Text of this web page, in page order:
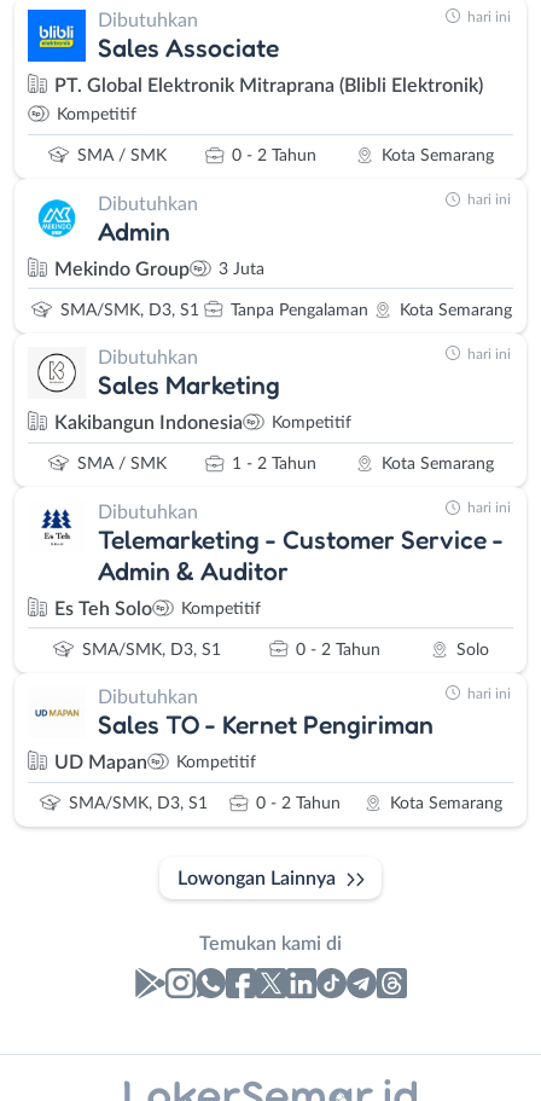
Dibutuhkan
Sales Associate
PT. Global Elektronik Mitraprana (Blibli Elektronik)
Kompetitif
SMA / SMK 0 - 2 Tahun Kota Semarang
hari ini
Dibutuhkan
Admin
Mekindo Group 3 Juta
SMA/SMK, D3, S1 Tanpa Pengalaman Kota Semarang
hari ini
Dibutuhkan
Sales Marketing
Kakibangun Indonesia Kompetitif
SMA / SMK 1 - 2 Tahun Kota Semarang
hari ini
Dibutuhkan
Telemarketing - Customer Service -
Admin & Auditor
Es Teh Solo Kompetitif
SMA/SMK, D3, S1 0 - 2 Tahun Solo
hari ini
Dibutuhkan
Sales TO - Kernet Pengiriman
UD Mapan Kompetitif
SMA/SMK, D3, S1 0 - 2 Tahun Kota Semarang
hari ini
Lowongan Lainnya
Temukan kami di